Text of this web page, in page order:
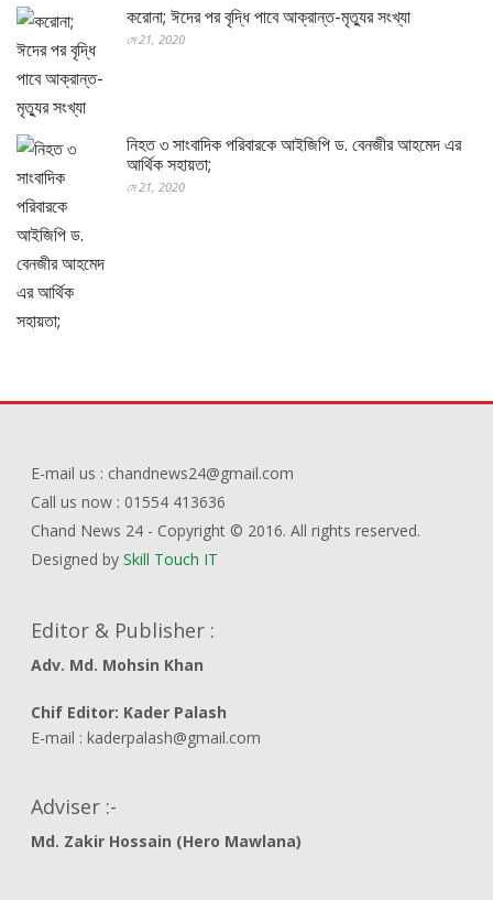
করোনা; ঈদের পর বৃদ্ধি পাবে আক্রান্ত-মৃত্যুর সংখ্যা
মে 21, 2020
নিহত ৩ সাংবাদিক পরিবারকে আইজিপি ড. বেনজীর আহমেদ এর
আর্থিক সহায়তা;
মে 21, 2020
E-mail us : chandnews24@gmail.com
Call us now : 01554 413636
Chand News 24 - Copyright © 2016. All rights reserved.
Designed bySkill Touch IT
Editor & Publisher :
Adv. Md. Mohsin Khan
Chif Editor: Kader Palash
E-mail : kaderpalash@gmail.com
Adviser :-
Md. Zakir Hossain (Hero Mawlana)